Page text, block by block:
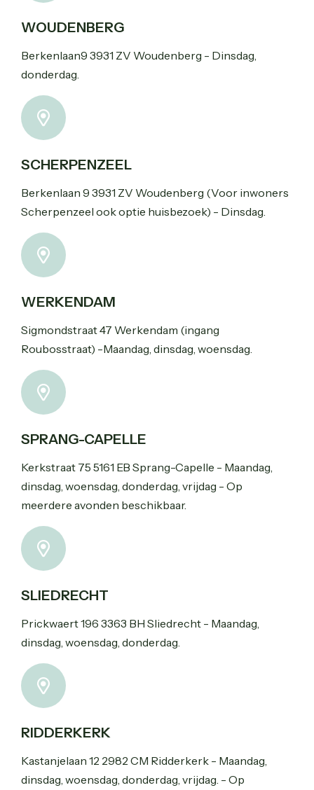
WOUDENBERG
Berkenlaan9 3931 ZV Woudenberg - Dinsdag,
donderdag.
SCHERPENZEEL
Berkenlaan 9 3931 ZV Woudenberg (Voor inwoners
Scherpenzeel ook optie huisbezoek) - Dinsdag.
WERKENDAM
Sigmondstraat 47 Werkendam (ingang
Roubosstraat) -Maandag, dinsdag, woensdag.
SPRANG-CAPELLE
Kerkstraat 75 5161 EB Sprang-Capelle - Maandag,
dinsdag, woensdag, donderdag, vrijdag - Op
meerdere avonden beschikbaar.
SLIEDRECHT
Prickwaert 196 3363 BH Sliedrecht - Maandag,
dinsdag, woensdag, donderdag.
RIDDERKERK
Kastanjelaan 12 2982 CM Ridderkerk - Maandag,
dinsdag, woensdag, donderdag, vrijdag. - Op